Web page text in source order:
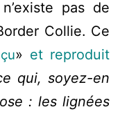
pas de
Collie. Ce
» et reproduit
qui, soyez-en
: les lignées